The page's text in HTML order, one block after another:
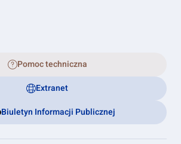
Pomoc techniczna
Extranet
Biuletyn Informacji Publicznej